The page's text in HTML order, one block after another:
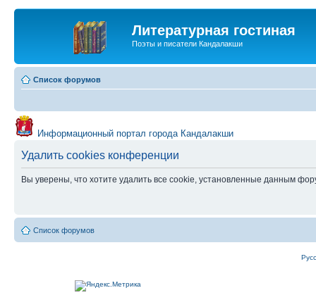
Литературная гостиная
Поэты и писатели Кандалакши
Список форумов
Информационный портал города Кандалакши
Удалить cookies конференции
Вы уверены, что хотите удалить все cookie, установленные данным
Список форумов